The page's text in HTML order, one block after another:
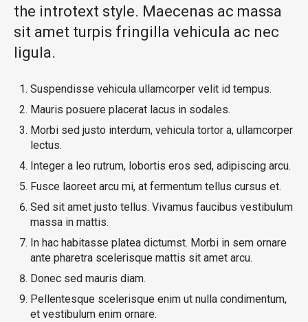
the introtext style. Maecenas ac massa
sit amet turpis fringilla vehicula ac nec
ligula.
Suspendisse vehicula ullamcorper velit id tempus.
Mauris posuere placerat lacus in sodales.
Morbi sed justo interdum, vehicula tortor a, ullamcorper
lectus.
Integer a leo rutrum, lobortis eros sed, adipiscing arcu.
Fusce laoreet arcu mi, at fermentum tellus cursus et.
Sed sit amet justo tellus. Vivamus faucibus vestibulum
massa in mattis.
In hac habitasse platea dictumst. Morbi in sem ornare
ante pharetra scelerisque mattis sit amet arcu.
Donec sed mauris diam.
Pellentesque scelerisque enim ut nulla condimentum,
et vestibulum enim ornare.